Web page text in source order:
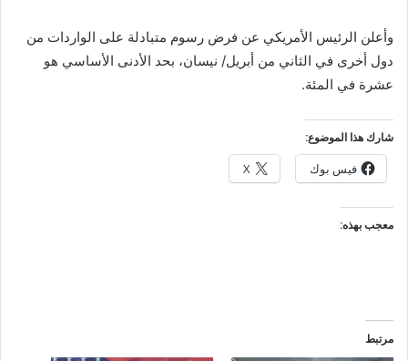
وأعلن الرئيس الأمريكي عن فرض رسوم متبادلة على الواردات من
دول أخرى في الثاني من أبريل/ نيسان، بحد الأدنى الأساسي هو
عشرة في المئة.
شارك هذا الموضوع:
فيس بوك X
معجب بهذه:
مرتبط